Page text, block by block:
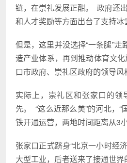
链，在崇礼发展正酣。 政府还
和人才奖励等方面出台了支持冰
但是，这里并没选择“一条腿”
造产业体系，再到推动体育文
口市政府、崇礼区政府的领导风
实际上，崇礼区和张家口的
先。 “这么近那么美”的河北，
铁开通运营，两地时间距离从3
张家口正式跻身“北京一小时经
大型工业，后者送来了接通世